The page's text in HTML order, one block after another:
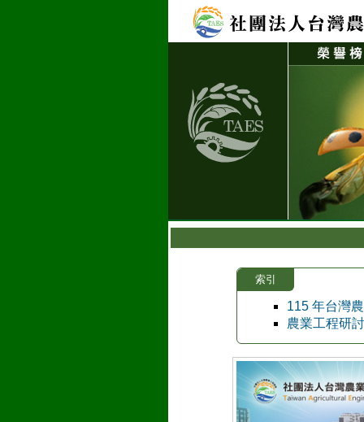
115 年台灣
農業工程研
索引